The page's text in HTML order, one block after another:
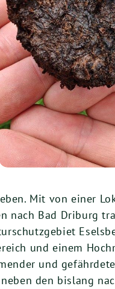
Mit von einer
nach Bad Driburg
und einem
und
den bislang